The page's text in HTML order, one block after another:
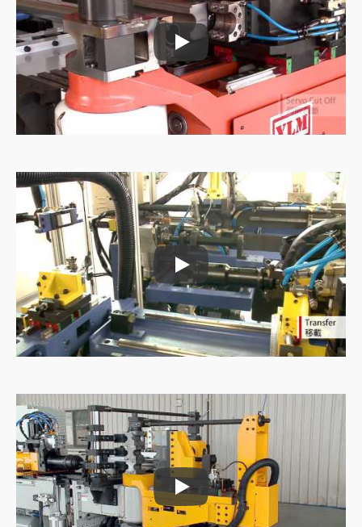
Putkien syöttökone
Putkien syöttökone
Putkien syöttökone